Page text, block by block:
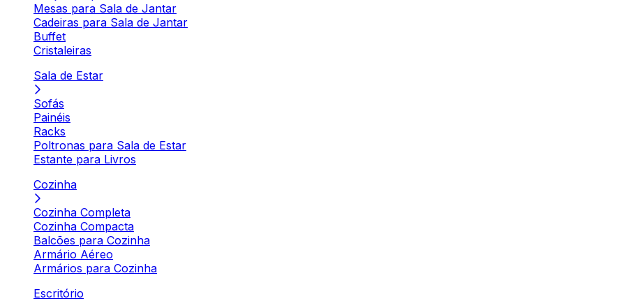
Mesas para Sala de Jantar
Cadeiras para Sala de Jantar
Buffet
Cristaleiras
Sala de Estar
Sofás
Painéis
Racks
Poltronas para Sala de Estar
Estante para Livros
Cozinha
Cozinha Completa
Cozinha Compacta
Balcões para Cozinha
Armário Aéreo
Armários para Cozinha
Escritório